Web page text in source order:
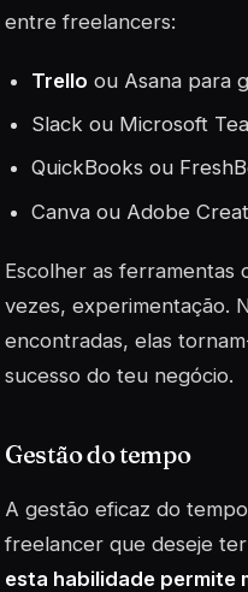
entre freelancers:
Trello ou Asana para
Slack ou Microsoft
QuickBooks ou
Canva ou Adobe
Escolher as
vezes, experimentação.
encontradas, elas
sucesso do teu negócio.
Gestão do tempo
A gestão eficaz do
freelancer que deseje
esta habilidade permite